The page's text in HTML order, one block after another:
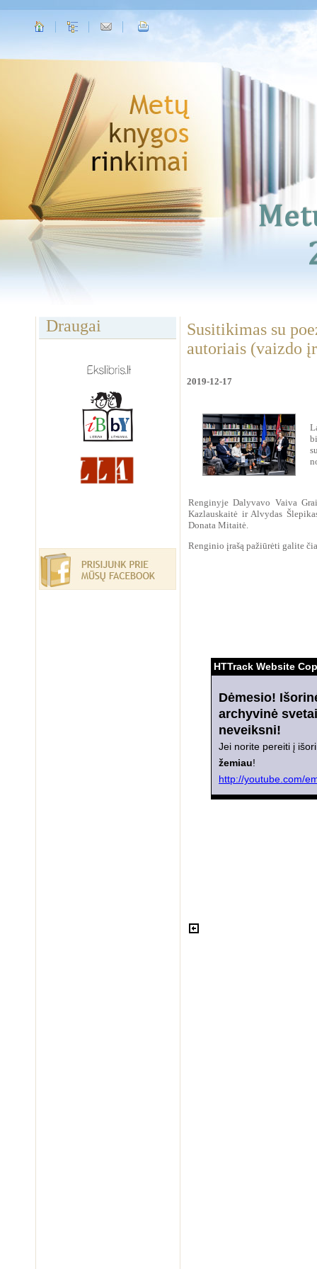
Draugai
Susitikimas su
autoriais (vaizdo
2019-12-17
Renginyje Dalyvavo Vaiva
Kazlauskaitė ir Alvydas
Donata Mitaitė.
Renginio įrašą pažiūrėti galite